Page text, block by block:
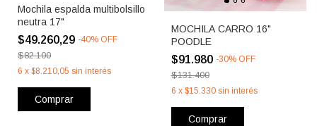
Mochila espalda multibolsillo
neutra 17"
$49.260,29 -40% OFF
$82.100
6 x $8.210,05 sin interés
Comprar
MOCHILA CARRO 16"
POODLE
$91.980 -30% OFF
$131.400
6 x $15.330 sin interés
Comprar